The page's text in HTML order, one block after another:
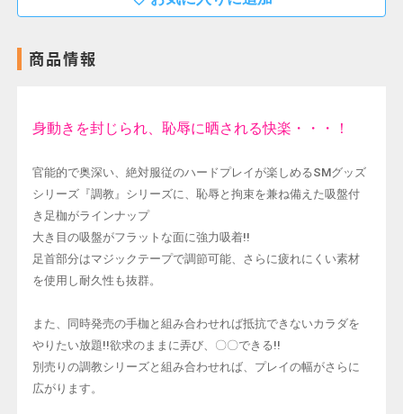
商品情報
身動きを封じられ、恥辱に晒される快楽・・・！
官能的で奥深い、絶対服従のハードプレイが楽しめるSMグッズ
シリーズ『調教』シリーズに、恥辱と拘束を兼ね備えた吸盤付
き足枷がラインナップ
大き目の吸盤がフラットな面に強力吸着!!
足首部分はマジックテープで調節可能、さらに疲れにくい素材
を使用し耐久性も抜群。
また、同時発売の手枷と組み合わせれば抵抗できないカラダを
やりたい放題!!欲求のままに弄び、〇〇できる!!
別売りの調教シリーズと組み合わせれば、プレイの幅がさらに
広がります。